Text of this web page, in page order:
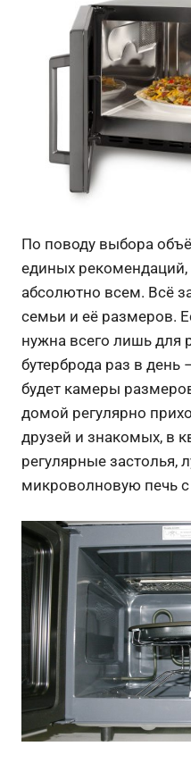
По поводу выбора
единых
абсолютно всем. Всё
семьи и её размеров.
нужна всего лишь для
бутерброда раз в день
будет камеры
домой регулярно
друзей и знакомых, в
регулярные застолья,
микроволновую печь